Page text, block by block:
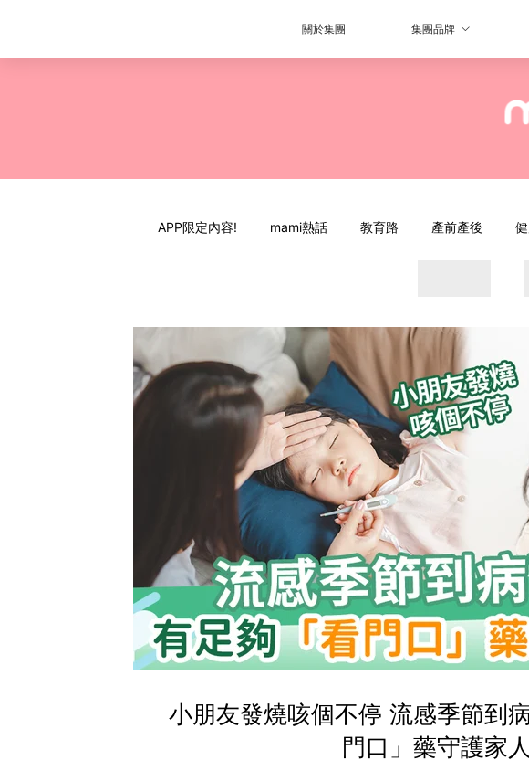
關於集團 集團品牌
APP限定內容! mami熱話 教育路 產前產後
小朋友發燒咳個不停 流感季節到
門口」藥守護家